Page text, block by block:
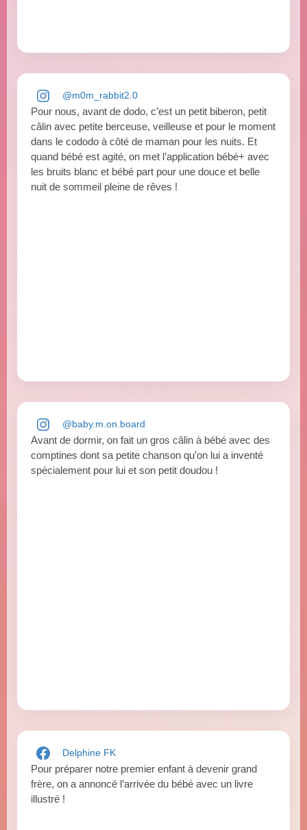
@m0m_rabbit2.0
Pour nous, avant de dodo, c’est un petit biberon, petit
câlin avec petite berceuse, veilleuse et pour le moment
dans le cododo à côté de maman pour les nuits. Et
quand bébé est agité, on met l’application bébé+ avec
les bruits blanc et bébé part pour une douce et belle
nuit de sommeil pleine de rêves !
@baby.m.on.board
Avant de dormir, on fait un gros câlin à bébé avec des
comptines dont sa petite chanson qu’on lui a inventé
spécialement pour lui et son petit doudou !
Delphine FK
Pour préparer notre premier enfant à devenir grand
frère, on a annoncé l’arrivée du bébé avec un livre
illustré !